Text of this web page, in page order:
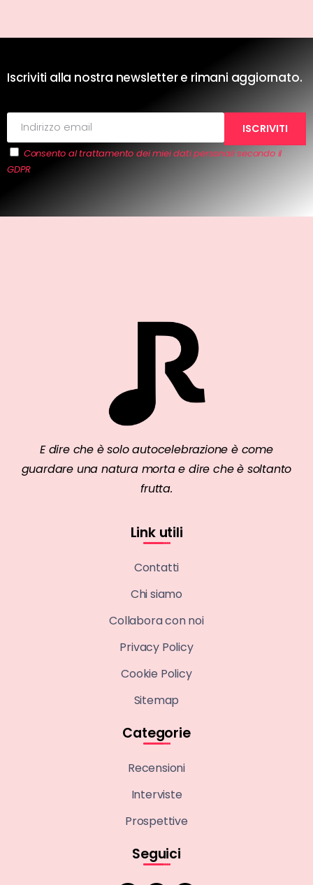
Iscriviti alla nostra newsletter e rimani aggiornato.
Consento al trattamento dei miei dati personali secondo il
GDPR
E dire che è solo autocelebrazione è come
guardare una natura morta e dire che è soltanto
frutta.
Link utili
Contatti
Chi siamo
Collabora con noi
Privacy Policy
Cookie Policy
Sitemap
Categorie
Recensioni
Interviste
Prospettive
Seguici